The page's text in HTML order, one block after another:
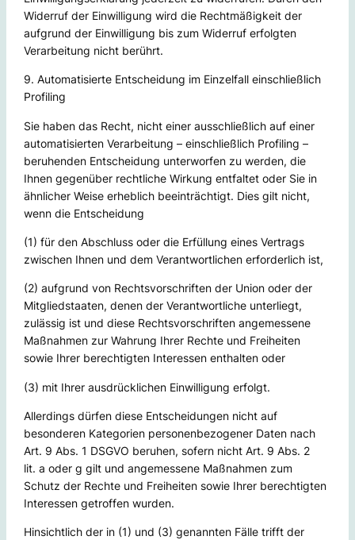
Widerruf der Einwilligung wird die Rechtmäßigkeit der
aufgrund der Einwilligung bis zum Widerruf erfolgten
Verarbeitung nicht berührt.
9. Automatisierte Entscheidung im Einzelfall einschließlich
Profiling
Sie haben das Recht, nicht einer ausschließlich auf einer
automatisierten Verarbeitung – einschließlich Profiling –
beruhenden Entscheidung unterworfen zu werden, die
Ihnen gegenüber rechtliche Wirkung entfaltet oder Sie in
ähnlicher Weise erheblich beeinträchtigt. Dies gilt nicht,
wenn die Entscheidung
(1) für den Abschluss oder die Erfüllung eines Vertrags
zwischen Ihnen und dem Verantwortlichen erforderlich ist,
(2) aufgrund von Rechtsvorschriften der Union oder der
Mitgliedstaaten, denen der Verantwortliche unterliegt,
zulässig ist und diese Rechtsvorschriften angemessene
Maßnahmen zur Wahrung Ihrer Rechte und Freiheiten
sowie Ihrer berechtigten Interessen enthalten oder
(3) mit Ihrer ausdrücklichen Einwilligung erfolgt.
Allerdings dürfen diese Entscheidungen nicht auf
besonderen Kategorien personenbezogener Daten nach
Art. 9 Abs. 1 DSGVO beruhen, sofern nicht Art. 9 Abs. 2
lit. a oder g gilt und angemessene Maßnahmen zum
Schutz der Rechte und Freiheiten sowie Ihrer berechtigten
Interessen getroffen wurden.
Hinsichtlich der in (1) und (3) genannten Fälle trifft der